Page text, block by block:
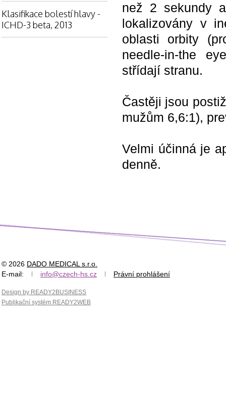
než 2 sekundy
lokalizovány v
oblasti orbity
needle-in-the
střídají stranu.
Častěji jsou
mužům 6,6:1),
Velmi účinná je
denně.
Klasifikace bolestí hlavy -
ICHD-3 beta, 2013
© 2026 DADO MEDICAL s.r.o.
E-mail:
info@czech-hs.cz Právní prohlášení
Design by READY2BUSINESS
Publikační systém READY2WEB